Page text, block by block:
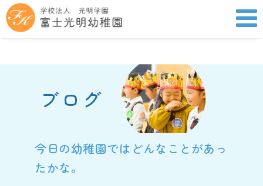
ブログ
今日の幼稚園ではどんなことがあっ
たかな。